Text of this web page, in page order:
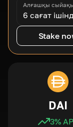
Алғашқы
6 сағат
Stake
DAI
3%